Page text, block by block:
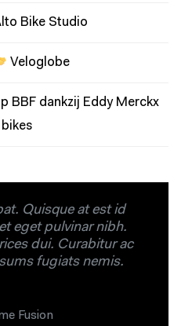
Bike Studio
Veloglobe
BBF dankzij Eddy Merckx
bikes
Quisque at est id
eget pulvinar nibh.
dui. Curabitur ac
fugiats nemis.
Fusion